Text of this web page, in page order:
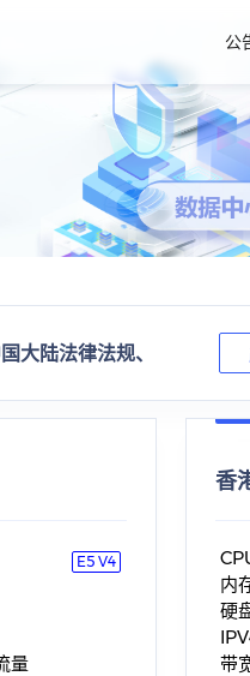
公
地以及中国大陆法律法规。
大陆法律法规、
E5 V4
量
香
内
硬
带